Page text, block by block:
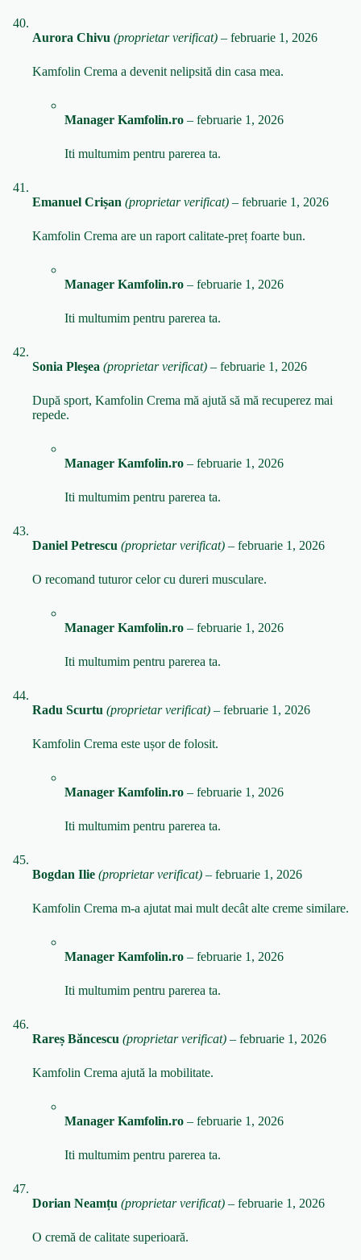
Aurora Chivu (proprietar verificat) – februarie 1, 2026
Kamfolin Crema a devenit nelipsită din casa mea.
Manager Kamfolin.ro – februarie 1, 2026
Iti multumim pentru parerea ta.
Emanuel Crișan (proprietar verificat) – februarie 1, 2026
Kamfolin Crema are un raport calitate-preț foarte bun.
Manager Kamfolin.ro – februarie 1, 2026
Iti multumim pentru parerea ta.
Sonia Pleşea (proprietar verificat) – februarie 1, 2026
După sport, Kamfolin Crema mă ajută să mă recuperez mai
repede.
Manager Kamfolin.ro – februarie 1, 2026
Iti multumim pentru parerea ta.
Daniel Petrescu (proprietar verificat) – februarie 1, 2026
O recomand tuturor celor cu dureri musculare.
Manager Kamfolin.ro – februarie 1, 2026
Iti multumim pentru parerea ta.
Radu Scurtu (proprietar verificat) – februarie 1, 2026
Kamfolin Crema este ușor de folosit.
Manager Kamfolin.ro – februarie 1, 2026
Iti multumim pentru parerea ta.
Bogdan Ilie (proprietar verificat) – februarie 1, 2026
Kamfolin Crema m-a ajutat mai mult decât alte creme similare.
Manager Kamfolin.ro – februarie 1, 2026
Iti multumim pentru parerea ta.
Rareș Băncescu (proprietar verificat) – februarie 1, 2026
Kamfolin Crema ajută la mobilitate.
Manager Kamfolin.ro – februarie 1, 2026
Iti multumim pentru parerea ta.
Dorian Neamțu (proprietar verificat) – februarie 1, 2026
O cremă de calitate superioară.